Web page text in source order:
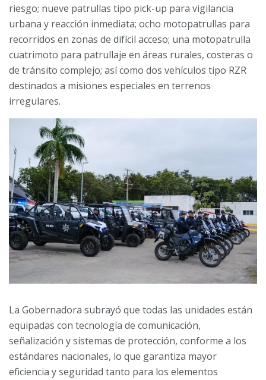
riesgo; nueve patrullas tipo pick-up para vigilancia
urbana y reacción inmediata; ocho motopatrullas para
recorridos en zonas de difícil acceso; una motopatrulla
cuatrimoto para patrullaje en áreas rurales, costeras o
de tránsito complejo; así como dos vehículos tipo RZR
destinados a misiones especiales en terrenos
irregulares.
La Gobernadora subrayó que todas las unidades están
equipadas con tecnología de comunicación,
señalización y sistemas de protección, conforme a los
estándares nacionales, lo que garantiza mayor
eficiencia y seguridad tanto para los elementos